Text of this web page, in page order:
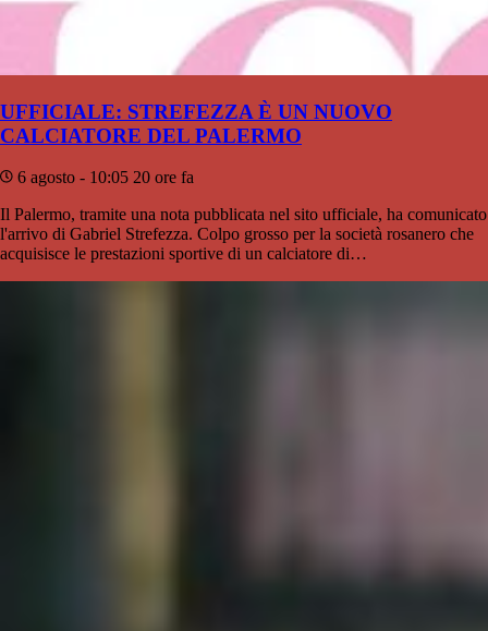
UFFICIALE: STREFEZZA È UN NUOVO
CALCIATORE DEL PALERMO
6 agosto - 10:05 20 ore fa
Il Palermo, tramite una nota pubblicata nel sito ufficiale, ha comunicato
l'arrivo di Gabriel Strefezza. Colpo grosso per la società rosanero che
acquisisce le prestazioni sportive di un calciatore di…